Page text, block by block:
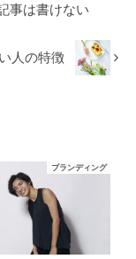
事は書けない
人の特徴
ブランディング